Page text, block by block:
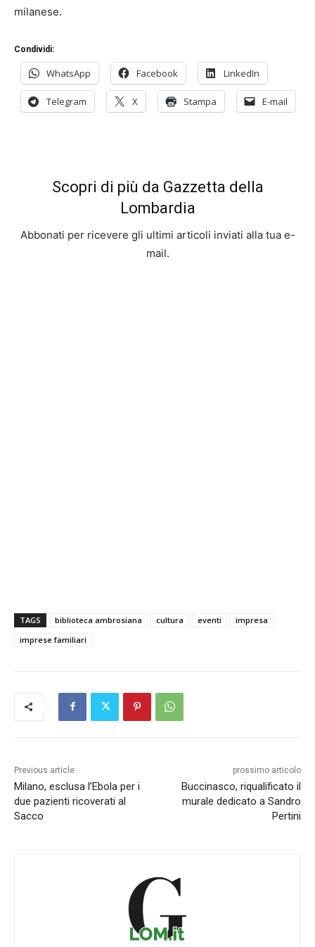
milanese.
Condividi:
WhatsApp Facebook LinkedIn
Telegram X Stampa E-mail
Scopri di più da Gazzetta della
Lombardia
Abbonati per ricevere gli ultimi articoli inviati alla tua e-
mail.
TAGS biblioteca ambrosiana cultura eventi
impresa
imprese familiari
Previous article
Milano, esclusa l’Ebola per i
due pazienti ricoverati al
Sacco
prossimo articolo
Buccinasco, riqualificato il
murale dedicato a Sandro
Pertini